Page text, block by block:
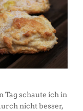
Tag schaute ich in
nicht besser,